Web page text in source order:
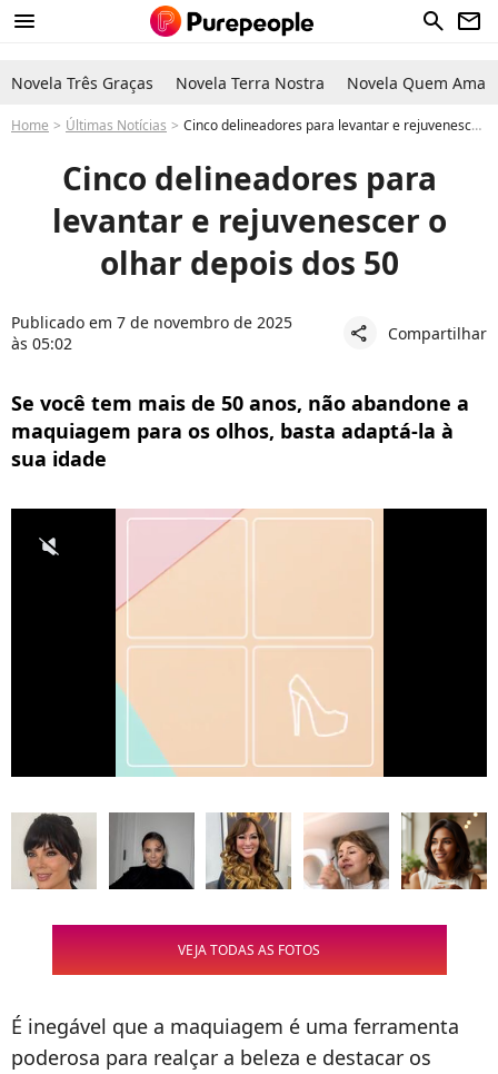
menu search newsletter
Novela Três Graças Novela Terra Nostra Novela Quem Ama
Home Últimas Notícias Cinco delineadores para levantar e rejuvenescer o olhar depois dos 50
Cinco delineadores para
levantar e rejuvenescer o
olhar depois dos 50
Publicado em 7 de novembro de 2025
às 05:02
share Compartilhar
Se você tem mais de 50 anos, não abandone a
maquiagem para os olhos, basta adaptá-la à
sua idade
VEJA TODAS AS FOTOS
É inegável que a maquiagem é uma ferramenta
poderosa para realçar a beleza e destacar os